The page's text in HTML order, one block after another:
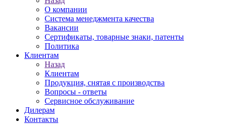
О компании
Система менеджмента качества
Вакансии
Сертификаты, товарные знаки, патенты
Политика
Клиентам
Назад
Клиентам
Продукция, снятая с производства
Вопросы - ответы
Сервисное обслуживание
Дилерам
Контакты